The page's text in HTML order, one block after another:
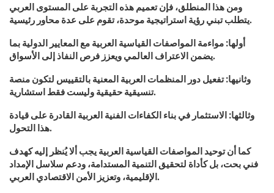
ومن هذا المنطلق، فإن تعميم هذه التجربة على المستوى العربي
يتطلب تبني رؤية استراتيجية موحدة، تقوم على عدة محاور رئيسية.
أولها: مواءمة المواصفات القياسية العربية مع المعايير الدولية بما
يضمن الاعتراف العالمي ويعزز فرص النفاذ إلى الأسواق.
وثانيها: تفعيل دور المنظمات العربية المعنية بالتقييس لتكون منصة
تنسيقية حقيقية وليست فقط استشارية.
وثالثها: الاستثمار في بناء الكفاءات الفنية العربية القادرة على قيادة
هذا التحول.
كما أن توحيد المواصفات القياسية العربية يجب ألا يُنظر إليه كهدف
فني بحت، بل كأداة لتحقيق التنمية المستدامة، ودعم سلاسل الإمداد
الإقليمية، وتعزيز الأمن الاقتصادي العربي.